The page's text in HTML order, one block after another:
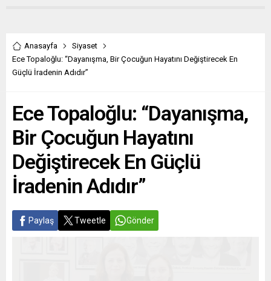
Anasayfa
Siyaset
Ece Topaloğlu: “Dayanışma, Bir Çocuğun Hayatını Değiştirecek En
Güçlü İradenin Adıdır”
Ece Topaloğlu: “Dayanışma,
Bir Çocuğun Hayatını
Değiştirecek En Güçlü
İradenin Adıdır”
Paylaş Tweetle Gönder